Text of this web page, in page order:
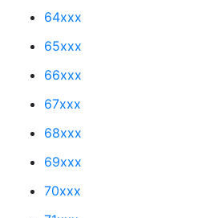
64xxx
65xxx
66xxx
67xxx
68xxx
69xxx
70xxx